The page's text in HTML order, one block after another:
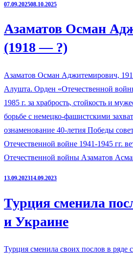
07.09.202508.10.2025
Азаматов Осман
(1918 — ?)
Азаматов Осман Аджитемирович,
Алушта. Орден «Отечественной
1985 г. за храбрость, стойкость и
борьбе с немецко-фашистскими
ознаменование 40-летия Победы
Отечественной войне 1941-1945 гг.
Отечественной войны Азаматов
13.09.202314.09.2023
Турция сменила
и Украине
Турция сменила своих послов в ряде